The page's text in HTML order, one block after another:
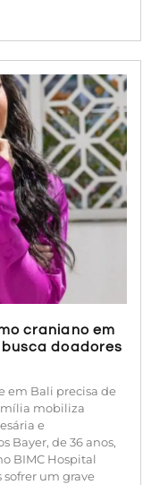
craniano em
doadores
em Bali precisa de
mobiliza
e
Bayer, de 36 anos,
BIMC Hospital
sofrer um grave